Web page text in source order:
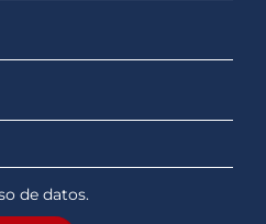
de datos.